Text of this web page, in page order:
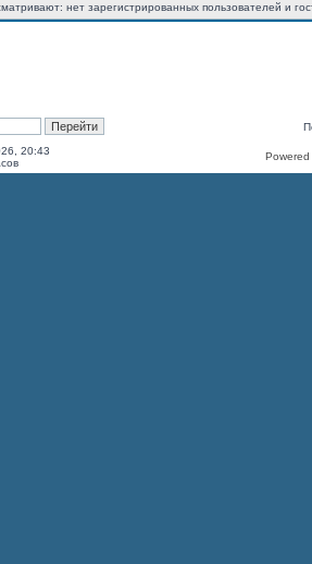
нет зарегистрированных пользователей и
20:43